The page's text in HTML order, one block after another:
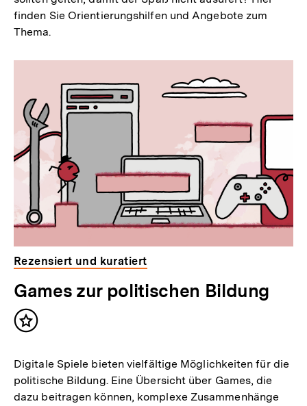
finden Sie Orientierungshilfen und Angebote zum
Thema.
Rezensiert und kuratiert
Games zur politischen Bildung
Inhalt
Digitale Spiele bieten vielfältige Möglichkeiten für die
politische Bildung. Eine Übersicht über Games, die
dazu beitragen können, komplexe Zusammenhänge